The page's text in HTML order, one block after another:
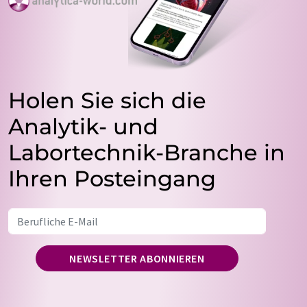
Holen Sie sich die
Analytik- und
Labortechnik-Branche in
Ihren Posteingang
NEWSLETTER ABONNIEREN